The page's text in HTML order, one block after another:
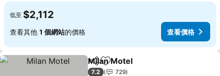
低至 $2,112
查看其他 1 個網站的價格 查看價格
分享 加入我的最愛
Milan Motel
7.2
729